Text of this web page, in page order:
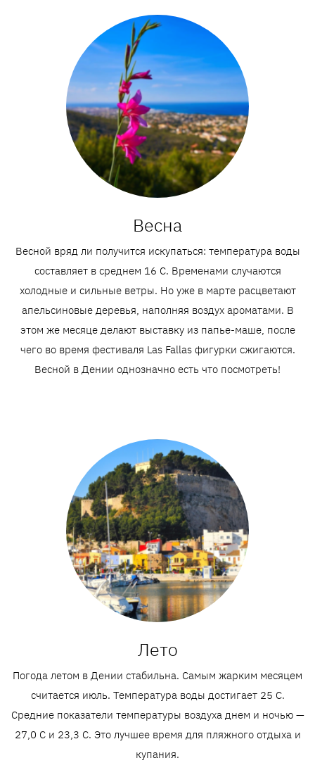
Весна
Весной вряд ли получится искупаться: температура воды
составляет в среднем 16 C. Временами случаются
холодные и сильные ветры. Но уже в марте расцветают
апельсиновые деревья, наполняя воздух ароматами. В
этом же месяце делают выставку из папье-маше, после
чего во время фестиваля Las Fallas фигурки сжигаются.
Весной в Дении однозначно есть что посмотреть!
Лето
Погода летом в Дении стабильна. Самым жарким месяцем
считается июль. Температура воды достигает 25 C.
Средние показатели температуры воздуха днем и ночью —
27,0 С и 23,3 С. Это лучшее время для пляжного отдыха и
купания.